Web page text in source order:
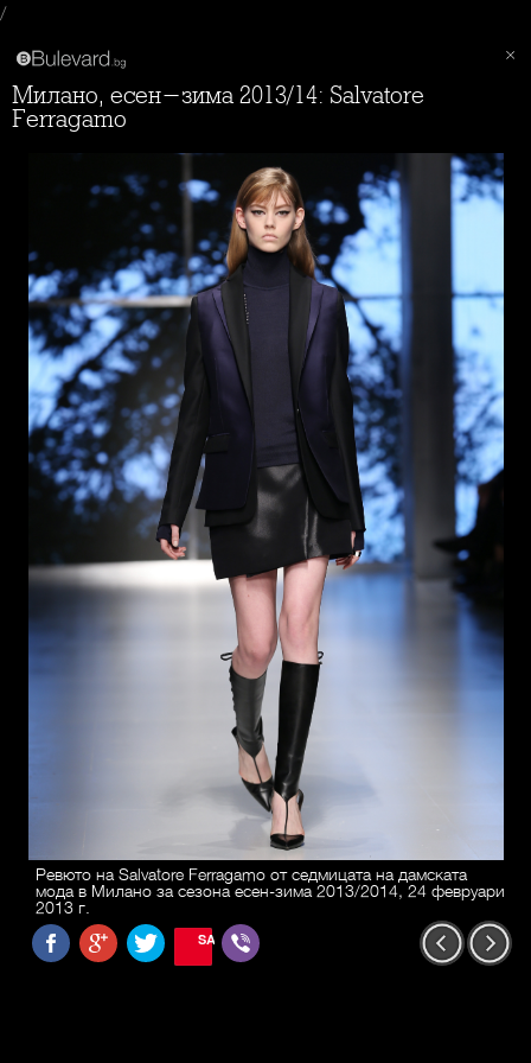
/
Милано, есен-зима 2013/14: Salvatore
Ferragamo
Ревюто на Salvatore Ferragamo от седмицата на дамската
мода в Милано за сезона есен-зима 2013/2014, 24 февруари
2013 г.
SAVE